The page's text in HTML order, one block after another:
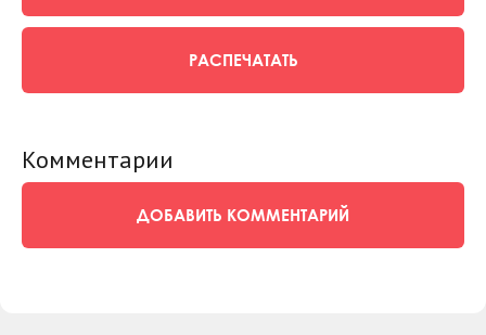
РАСПЕЧАТАТЬ
Комментарии
ДОБАВИТЬ КОММЕНТАРИЙ